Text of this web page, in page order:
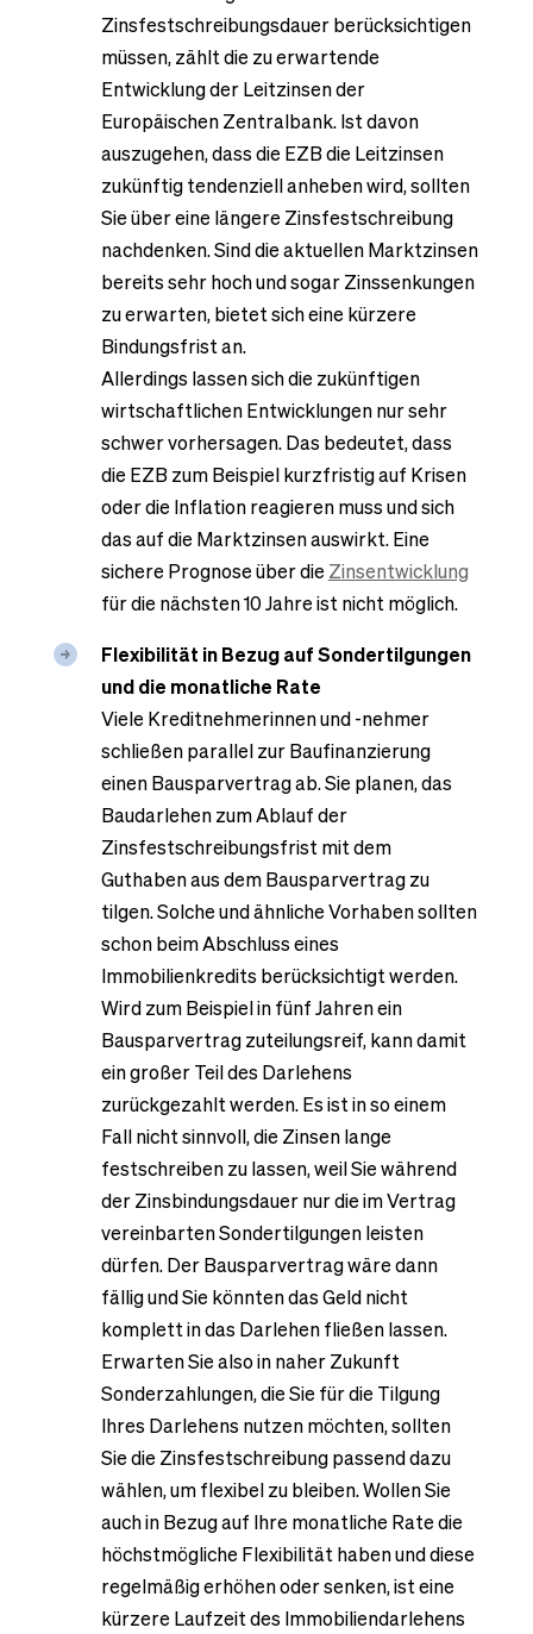
Zinsfestschreibungsdauer berücksichtigen
müssen, zählt die zu erwartende
Entwicklung der Leitzinsen der
Europäischen Zentralbank. Ist davon
auszugehen, dass die EZB die Leitzinsen
zukünftig tendenziell anheben wird, sollten
Sie über eine längere Zinsfestschreibung
nachdenken. Sind die aktuellen Marktzinsen
bereits sehr hoch und sogar Zinssenkungen
zu erwarten, bietet sich eine kürzere
Bindungsfrist an.
Allerdings lassen sich die zukünftigen
wirtschaftlichen Entwicklungen nur sehr
schwer vorhersagen. Das bedeutet, dass
die EZB zum Beispiel kurzfristig auf Krisen
oder die Inflation reagieren muss und sich
das auf die Marktzinsen auswirkt. Eine
sichere Prognose über die Zinsentwicklung
für die nächsten 10 Jahre ist nicht möglich.
Flexibilität in Bezug auf Sondertilgungen
und die monatliche Rate
Viele Kreditnehmerinnen und -nehmer
schließen parallel zur Baufinanzierung
einen Bausparvertrag ab. Sie planen, das
Baudarlehen zum Ablauf der
Zinsfestschreibungsfrist mit dem
Guthaben aus dem Bausparvertrag zu
tilgen. Solche und ähnliche Vorhaben sollten
schon beim Abschluss eines
Immobilienkredits berücksichtigt werden.
Wird zum Beispiel in fünf Jahren ein
Bausparvertrag zuteilungsreif, kann damit
ein großer Teil des Darlehens
zurückgezahlt werden. Es ist in so einem
Fall nicht sinnvoll, die Zinsen lange
festschreiben zu lassen, weil Sie während
der Zinsbindungsdauer nur die im Vertrag
vereinbarten Sondertilgungen leisten
dürfen. Der Bausparvertrag wäre dann
fällig und Sie könnten das Geld nicht
komplett in das Darlehen fließen lassen.
Erwarten Sie also in naher Zukunft
Sonderzahlungen, die Sie für die Tilgung
Ihres Darlehens nutzen möchten, sollten
Sie die Zinsfestschreibung passend dazu
wählen, um flexibel zu bleiben. Wollen Sie
auch in Bezug auf Ihre monatliche Rate die
höchstmögliche Flexibilität haben und diese
regelmäßig erhöhen oder senken, ist eine
kürzere Laufzeit des Immobiliendarlehens